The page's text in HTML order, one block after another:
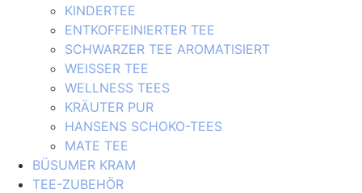
KINDERTEE
ENTKOFFEINIERTER TEE
SCHWARZER TEE AROMATISIERT
WEISSER TEE
WELLNESS TEES
KRÄUTER PUR
HANSENS SCHOKO-TEES
MATE TEE
BÜSUMER KRAM
TEE-ZUBEHÖR